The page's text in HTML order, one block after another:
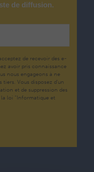
de diffusion.
de recevoir des e-
avoir pris connaissance
nous engageons à ne
Vous disposez d'un
et de suppression des
loi "Informatique et